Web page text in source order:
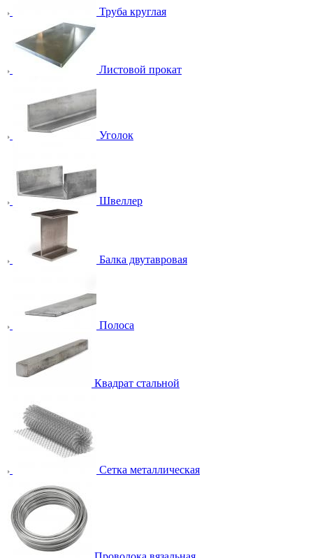
Труба круглая
Листовой прокат
Уголок
Швеллер
Балка двутавровая
Полоса
Квадрат стальной
Сетка металлическая